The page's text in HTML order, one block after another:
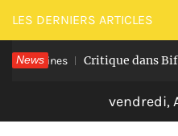
Passer
au
contenu
LES DERNIERS ARTICLES
News Critique dans Bifrost
vendredi,